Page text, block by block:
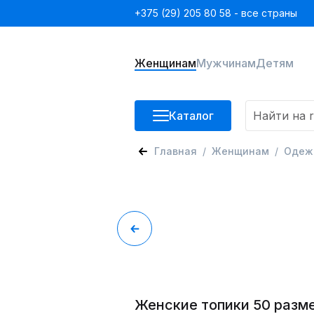
+375 (29) 205 80 58 - все страны
ЖенщинамМужчинамДетям
Каталог
Главная Женщинам
Женские топики 50